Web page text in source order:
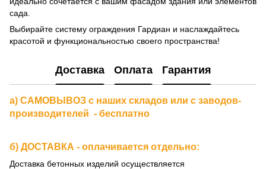
сада.
Выбирайте систему ограждения Гардиан и наслаждайтесь
красотой и функциональностью своего пространства!
Доставка Оплата Гарантия
а) САМОВЫВОЗ с наших складов или с заводов-
производителей - бесплатно
б) ДОСТАВКА - оплачивается отдельно:
Доставка бетонных изделий осуществляется